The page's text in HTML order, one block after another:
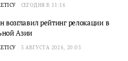
СЕГОДНЯ В 11:16
возглавил рейтинг релокации в
Азии
5 АВГУСТА 2026, 20:05